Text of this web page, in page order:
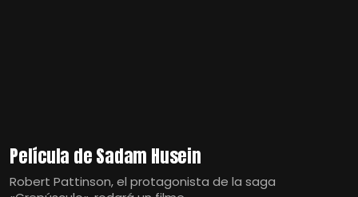
Película de Sadam Husein
Robert Pattinson, el protagonista de la saga